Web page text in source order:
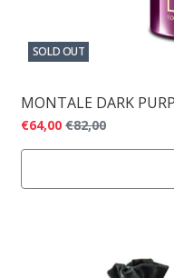
SOLD OUT
MONTALE DARK
€64,00 €82,00